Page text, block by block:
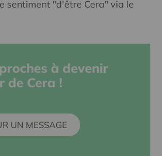
sentiment "d'être Cera" via le
à devenir
de Cera !
UN MESSAGE